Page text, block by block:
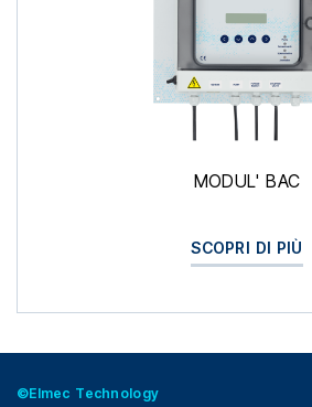
MODUL' BAC
SCOPRI DI PIÙ
©Elmec Technology